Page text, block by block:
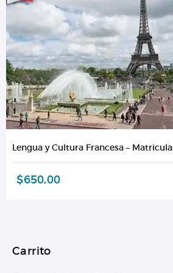
Lengua y Cultura Francesa – Matricula
$650,00
Carrito